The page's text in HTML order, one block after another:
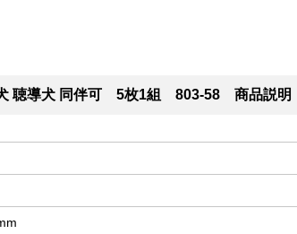
聴導犬 同伴可 5枚1組 803-58 商品説明